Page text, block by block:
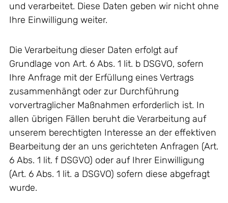
und verarbeitet. Diese Daten geben wir nicht ohne
Ihre Einwilligung weiter.
Die Verarbeitung dieser Daten erfolgt auf
Grundlage von Art. 6 Abs. 1 lit. b DSGVO, sofern
Ihre Anfrage mit der Erfüllung eines Vertrags
zusammenhängt oder zur Durchführung
vorvertraglicher Maßnahmen erforderlich ist. In
allen übrigen Fällen beruht die Verarbeitung auf
unserem berechtigten Interesse an der effektiven
Bearbeitung der an uns gerichteten Anfragen (Art.
6 Abs. 1 lit. f DSGVO) oder auf Ihrer Einwilligung
(Art. 6 Abs. 1 lit. a DSGVO) sofern diese abgefragt
wurde.